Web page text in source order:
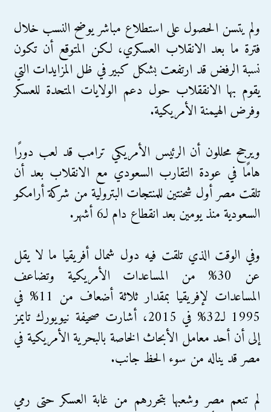
ولم يتسن الحصول على استطلاع مباشر يوضح النسب خلال
فترة ما بعد الانقلاب العسكري، لكن المتوقع أن تكون
نسبة الرفض قد ارتفعت بشكل كبير في ظل المزايدات التي
يقوم بها الانققلاب حول دعم الولايات المتحدة للعسكر
وفرض الهيمنة الأمريكية.
ويرجح محللون أن الرئيس الأمريكي ترامب قد لعب دورًا
هامًا في عودة التقارب السعودي مع الانقلاب بعد أن
تلقت مصر أول شحنتين للمنتجات البترولية من شركة أرامكو
السعودية منذ يومين بعد انقطاع دام لـ6 أشهر.
وفي الوقت الذي تلقت فيه دول شمال أفريقيا ما لا يقل
عن 30% من المساعدات الأمريكية وتضاعف
المساعدات لإفريقيا بمقدار ثلاثة أضعاف من 11% في
1995 لـ32% في 2015، أشارت صحيفة نيويورك تايمز
إلى أن أحد معامل الأبحاث الخاصة بالبحرية الأمريكية في
مصر قد يناله من سوء الحظ جانب.
لم تنعم مصر وشعبها بتحررهم من غابة العسكر حتى رمي